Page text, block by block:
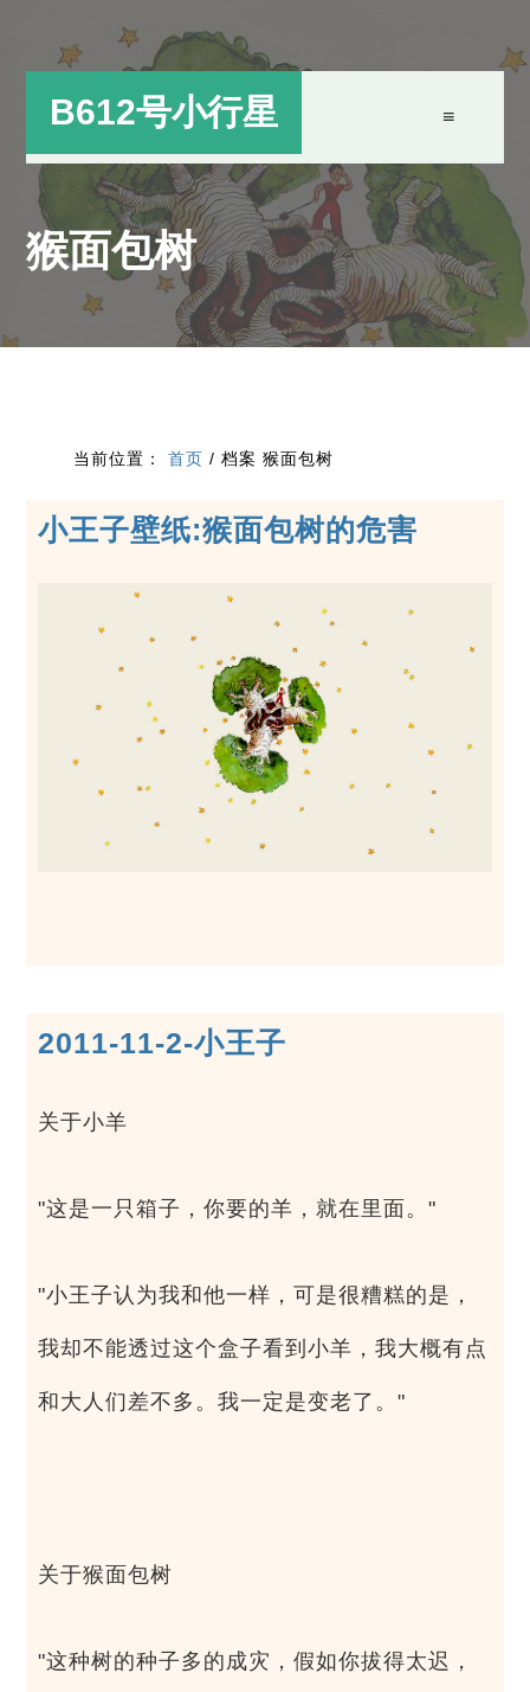
B612号小行星
猴面包树
当前位置：首页 / 档案 猴面包树
小王子壁纸:猴面包树的危害
2011-11-2-小王子
关于小羊
"这是一只箱子，你要的羊，就在里面。"
"小王子认为我和他一样，可是很糟糕的是，
我却不能透过这个盒子看到小羊，我大概有点
和大人们差不多。我一定是变老了。"
关于猴面包树
"这种树的种子多的成灾，假如你拔得太迟，